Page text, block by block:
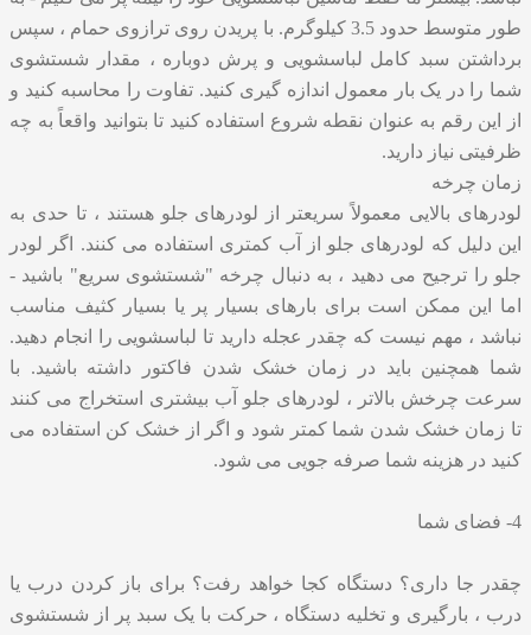
طور متوسط ​​حدود 3.5 کیلوگرم. با پریدن روی ترازوی حمام ، سپس
برداشتن سبد کامل لباسشویی و پرش دوباره ، مقدار شستشوی
شما را در یک بار معمول اندازه گیری کنید. تفاوت را محاسبه کنید و
از این رقم به عنوان نقطه شروع استفاده کنید تا بتوانید واقعاً به چه
ظرفیتی نیاز دارید.
زمان چرخه
لودرهای بالایی معمولاً سریعتر از لودرهای جلو هستند ، تا حدی به
این دلیل که لودرهای جلو از آب کمتری استفاده می کنند. اگر لودر
جلو را ترجیح می دهید ، به دنبال چرخه "شستشوی سریع" باشید -
اما این ممکن است برای بارهای بسیار پر یا بسیار کثیف مناسب
نباشد ، مهم نیست که چقدر عجله دارید تا لباسشویی را انجام دهید.
شما همچنین باید در زمان خشک شدن فاکتور داشته باشید. با
سرعت چرخش بالاتر ، لودرهای جلو آب بیشتری استخراج می کنند
تا زمان خشک شدن شما کمتر شود و اگر از خشک کن استفاده می
کنید در هزینه شما صرفه جویی می شود.
4- فضای شما
چقدر جا داری؟ دستگاه کجا خواهد رفت؟ برای باز کردن درب یا
درب ، بارگیری و تخلیه دستگاه ، حرکت با یک سبد پر از شستشوی